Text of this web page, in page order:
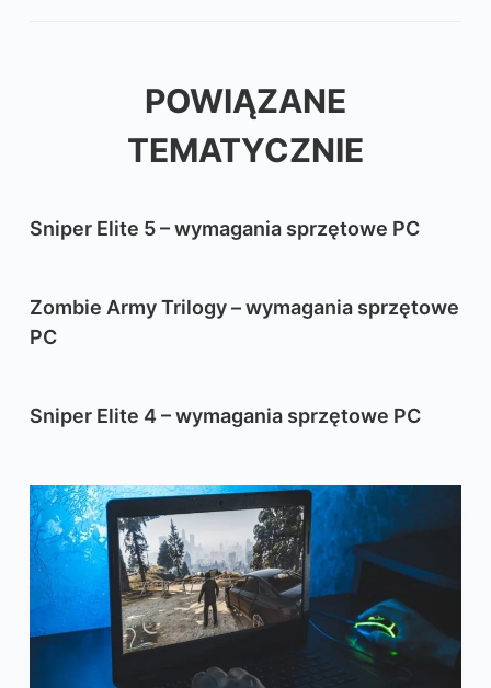
POWIĄZANE
TEMATYCZNIE
Sniper Elite 5 – wymagania sprzętowe PC
Zombie Army Trilogy – wymagania sprzętowe
PC
Sniper Elite 4 – wymagania sprzętowe PC